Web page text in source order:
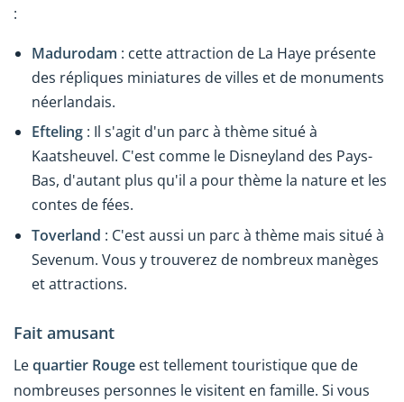
:
Madurodam : cette attraction de La Haye présente
des répliques miniatures de villes et de monuments
néerlandais.
Efteling : Il s'agit d'un parc à thème situé à
Kaatsheuvel. C'est comme le Disneyland des Pays-
Bas, d'autant plus qu'il a pour thème la nature et les
contes de fées.
Toverland : C'est aussi un parc à thème mais situé à
Sevenum. Vous y trouverez de nombreux manèges
et attractions.
Fait amusant
Lequartier Rouge est tellement touristique que de
nombreuses personnes le visitent en famille. Si vous